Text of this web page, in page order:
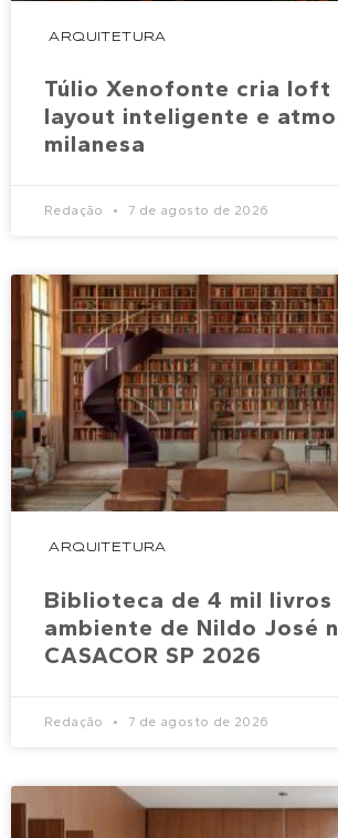
ARQUITETURA
Túlio Xenofonte cria loft
layout inteligente e
milanesa
Redação 7 de agosto de 2026
ARQUITETURA
Biblioteca de 4 mil livros
ambiente de Nildo José
CASACOR SP 2026
Redação 7 de agosto de 2026